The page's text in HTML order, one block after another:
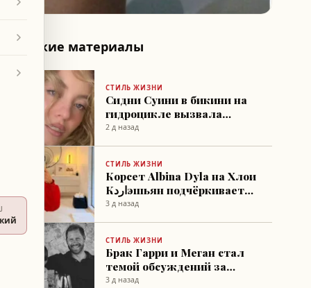
Похожие материалы
СТИЛЬ ЖИЗНИ
Сидни Суини в бикини на
гидроцикле вызвала
всплеск внимания в
2 д назад
СТИЛЬ ЖИЗНИ
Корсет Albina Dyla на Хлои
Кاردэшьян подчёркивает
изгибы фигуры
3 д назад
СТИЛЬ ЖИЗНИ
Брак Гарри и Меган стал
темой обсуждений за
стенами дворца —
3 д назад